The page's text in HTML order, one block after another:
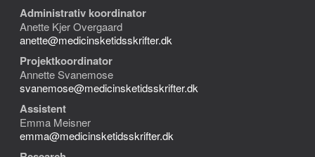
Administrativ koordinator
Anette Kjer Overgaard
anette@medicinsketidsskrifter.dk
Projektkoordinator
Annette Svanemose
svanemose@medicinsketidsskrifter.dk
Assistent
Emma Meisner
emma@medicinsketidsskrifter.dk